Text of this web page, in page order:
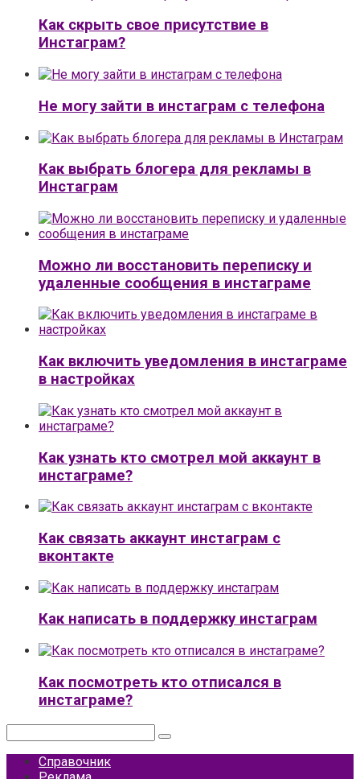
Как скрыть свое присутствие в
Инстаграм?
Не могу зайти в инстаграм с телефона
Как выбрать блогера для рекламы в
Инстаграм
Можно ли восстановить переписку и
удаленные сообщения в инстаграме
Как включить уведомления в инстаграме
в настройках
Как узнать кто смотрел мой аккаунт в
инстаграме?
Как связать аккаунт инстаграм с
вконтакте
Как написать в поддержку инстаграм
Как посмотреть кто отписался в
инстаграме?
Справочник